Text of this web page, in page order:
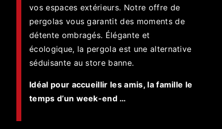
vos espaces extérieurs. Notre offre de
pergolas vous garantit des moments de
détente ombragés. Élégante et
écologique, la pergola est une alternative
séduisante au store banne.
Idéal pour accueillir les amis, la famille le
temps d’un week-end …